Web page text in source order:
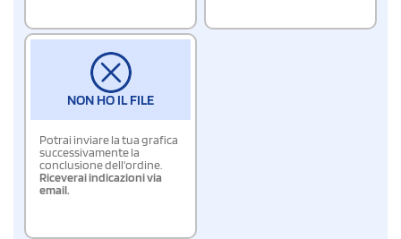
NON HO IL FILE
Potrai inviare la tua grafica
successivamente la
conclusione dell'ordine.
Riceverai indicazioni via
email.